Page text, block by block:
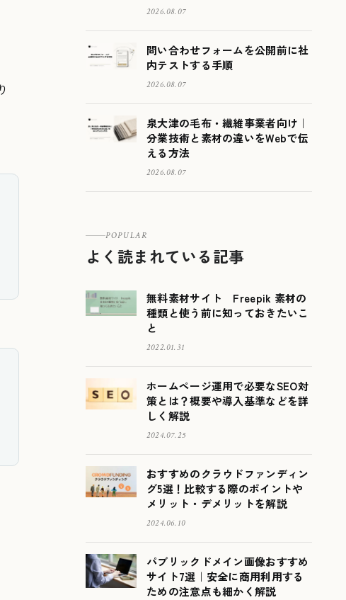
2026.08.07
問い合わせフォームを公開前に社
内テストする手順
2026.08.07
泉大津の毛布・繊維事業者向け｜
分業技術と素材の違いをWebで伝
える方法
2026.08.07
POPULAR
よく読まれている記事
無料素材サイト Freepik 素材の
種類と使う前に知っておきたいこ
と
2022.01.31
ホームページ運用で必要なSEO対
策とは？概要や導入基準などを詳
しく解説
2024.07.25
おすすめのクラウドファンディン
グ5選！比較する際のポイントや
メリット・デメリットを解説
2024.06.10
パブリックドメイン画像おすすめ
サイト7選｜安全に商用利用する
ための注意点も細かく解説